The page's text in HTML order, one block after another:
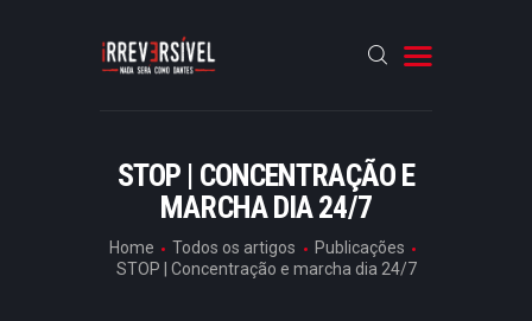
STOP | CONCENTRAÇÃO E
MARCHA DIA 24/7
Home Todos os artigos
Publicações
STOP | Concentração e marcha dia 24/7
HOME
CRÓNICAS
ENTREVISTAS